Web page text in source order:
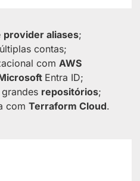
provider aliases;
contas;
com AWS
Entra ID;
repositórios;
com Terraform Cloud.